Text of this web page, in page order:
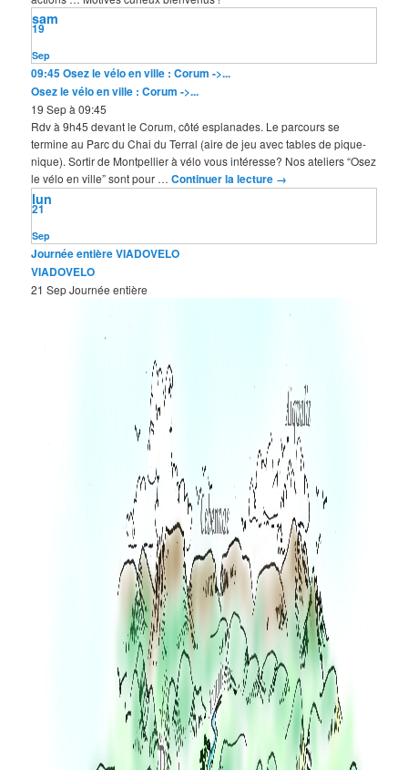
Sep
19
sam
09:45Osez le vélo en ville : Corum ->...
Osez le vélo en ville : Corum ->...
19 Sep à 09:45
Rdv à 9h45 devant le Corum, côté esplanades. Le parcours se
termine au Parc du Chai du Terral (aire de jeu avec tables de pique-
nique). Sortir de Montpellier à vélo vous intéresse? Nos ateliers “Osez
le vélo en ville” sont pour …Continuer la lecture →
Sep
21
lun
Journée entièreVIADOVELO
VIADOVELO
21 SepJournée entière